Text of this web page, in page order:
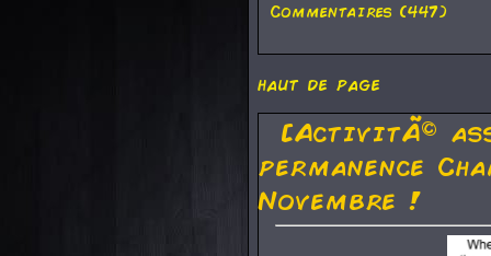
Commentaires (447)
haut de page
[ActivitÃ©
permanence
Novembre !